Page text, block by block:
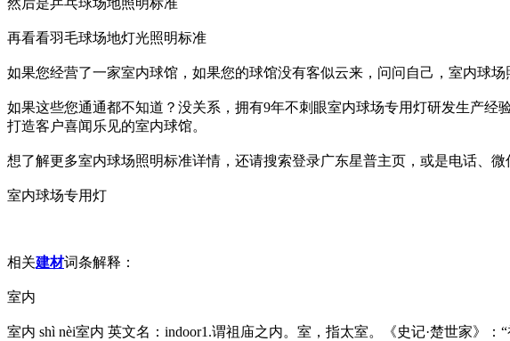
然后是乒乓球场地照明标准
再看看羽毛球场地灯光照明标准
如果您经营了一家室内球馆，如果您的球馆没有客似云来，问问自己，室内球
如果这些您通通都不知道？没关系，拥有9年不刺眼室内球场专用灯研发生产经
打造客户喜闻乐见的室内球馆。
想了解更多室内球场照明标准详情，还请搜索登录广东星普主页，或是电话、微
室内球场专用灯
相关建材词条解释：
室内
室内 shì nèi室内 英文名：indoor1.谓祖庙之内。室，指太室。《史记·楚世家》